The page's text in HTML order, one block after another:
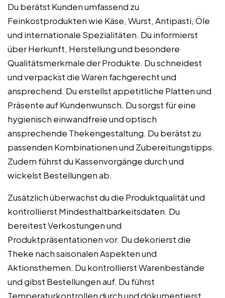
Du berätst Kunden umfassend zu
Feinkostprodukten wie Käse, Wurst, Antipasti, Öle
und internationale Spezialitäten. Du informierst
über Herkunft, Herstellung und besondere
Qualitätsmerkmale der Produkte. Du schneidest
und verpackst die Waren fachgerecht und
ansprechend. Du erstellst appetitliche Platten und
Präsente auf Kundenwunsch. Du sorgst für eine
hygienisch einwandfreie und optisch
ansprechende Thekengestaltung. Du berätst zu
passenden Kombinationen und Zubereitungstipps.
Zudem führst du Kassenvorgänge durch und
wickelst Bestellungen ab.
Zusätzlich überwachst du die Produktqualität und
kontrollierst Mindesthaltbarkeitsdaten. Du
bereitest Verkostungen und
Produktpräsentationen vor. Du dekorierst die
Theke nach saisonalen Aspekten und
Aktionsthemen. Du kontrollierst Warenbestände
und gibst Bestellungen auf. Du führst
Temperaturkontrollen durch und dokumentierst